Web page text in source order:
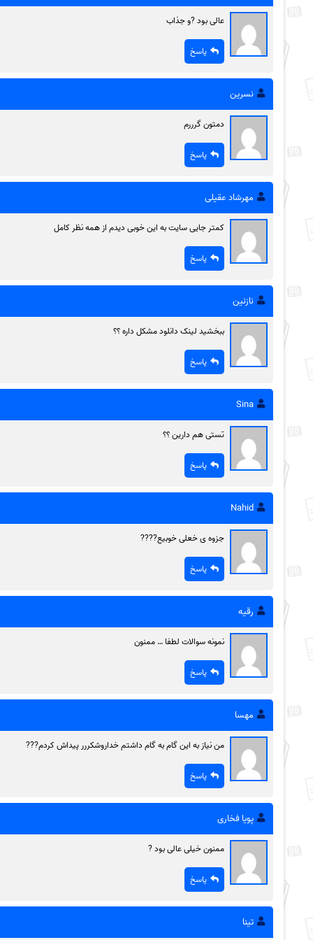
عالی بود ?و جذاب
پاسخ
نسرین
دمتون گرررم
پاسخ
مهرشاد عقیلی
کمتر جایی سایت به این خوبی دیدم از همه نظر کامل
پاسخ
نازنین
ببخشید لینک دانلود مشکل داره ؟؟
پاسخ
Sina
تستی هم دارین ؟؟
پاسخ
Nahid
جزوه ی خعلی خوبیع????
پاسخ
رقیه
نمونه سوالات لطفا … ممنون
پاسخ
مهسا
من نیاز به این گام به گام داشتم خداروشکررر پیداش کردم???
پاسخ
پویا فخاری
ممنون خیلی عالی بود ?
پاسخ
تینا